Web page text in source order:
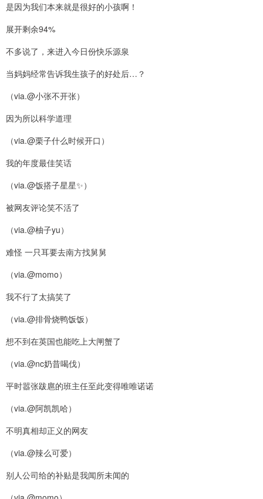
是因为我们本来就是很好的小孩啊！
展开剩余94%
不多说了，来进入今日份快乐源泉
当妈妈经常告诉我生孩子的好处后…？
（via.@小张不开张）
因为所以科学道理
（via.@栗子什么时候开口）
我的年度最佳笑话
（via.@饭搭子星星✨）
被网友评论笑不活了
（via.@柚子yu）
难怪 一只耳要去南方找舅舅
（via.@momo）
我不行了太搞笑了
（via.@排骨烧鸭饭饭）
想不到在英国也能吃上大闸蟹了
（via.@nc奶昔喝伐）
平时嚣张跋扈的班主任至此变得唯唯诺诺
（via.@阿凯凯哈）
不明真相却正义的网友
（via.@辣么可爱）
别人公司给的补贴是我闻所未闻的